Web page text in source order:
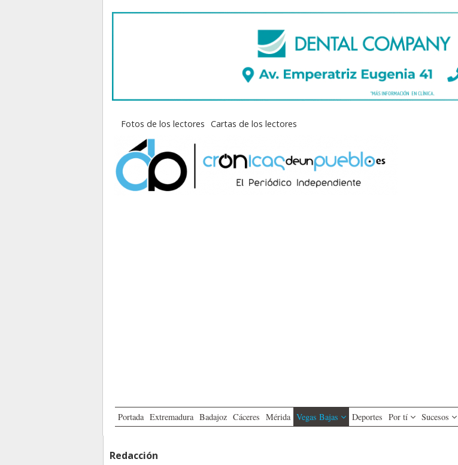
Fotos de los lectores Cartas de los lectores
Portada Extremadura Badajoz Cáceres Mérida Vegas Bajas Deportes Por tí Sucesos
Redacción